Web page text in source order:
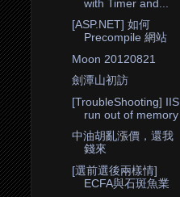
with Timer and...
[ASP.NET] 如何
Precompile 網站
Moon 20120821
劍潭山初訪
[TroubleShooting] IIS
run out of memory
中油胡亂漲價，還我
錢來
[選前選後兩樣情]
ECFA與石斑魚業